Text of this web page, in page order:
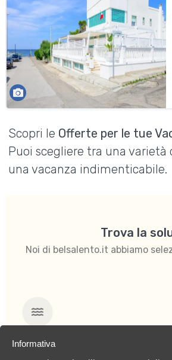
Scopri le Offerte per le tue
Puoi scegliere tra una
una vacanza indimenticabile.
Trova la
Noi di belsalento.it abbiamo
Mare
Informativa